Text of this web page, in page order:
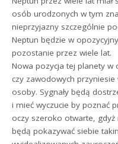
osób urodzonych w tym
nieprzyjazny szczególnie
Neptun będzie w
pozostanie przez wiele lat.
Nowa pozycja tej planety w
czy zawodowych
osoby. Sygnały będą
i mieć wyczucie by poznać
oczy szeroko otwarte,
będą pokazywać siebie